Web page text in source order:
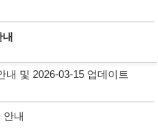
내 및 2026-03-15 업데이트
안내